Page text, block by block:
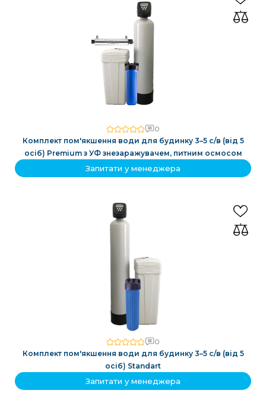
0
Комплект пом'якшення води для будинку 3–5 с/в (від 5
осіб) Premium з УФ знезаражувачем, питним осмосом
Запитати у менеджера
0
Комплект пом'якшення води для будинку 3–5 с/в (від 5
осіб) Standart
Запитати у менеджера